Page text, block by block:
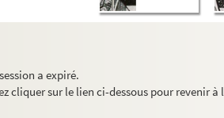
a expiré.
cliquer sur le lien ci-dessous pour revenir